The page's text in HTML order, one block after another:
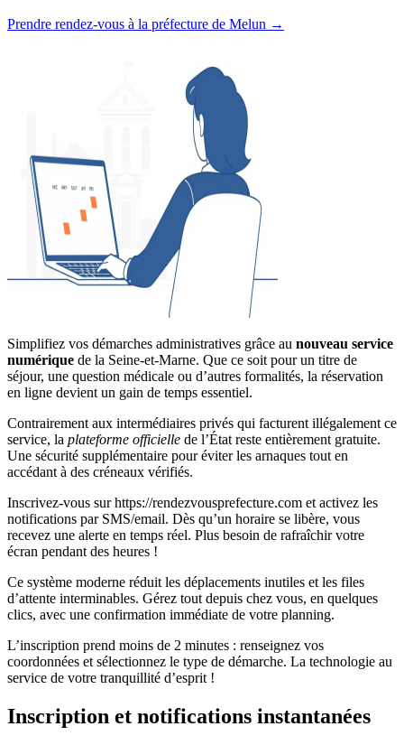
Prendre rendez-vous à la préfecture de Melun →
Simplifiez vos démarches administratives grâce au nouveau service
numérique de la Seine-et-Marne. Que ce soit pour un titre de
séjour, une question médicale ou d’autres formalités, la réservation
en ligne devient un gain de temps essentiel.
Contrairement aux intermédiaires privés qui facturent illégalement ce
service, la plateforme officielle de l’État reste entièrement gratuite.
Une sécurité supplémentaire pour éviter les arnaques tout en
accédant à des créneaux vérifiés.
Inscrivez-vous sur https://rendezvousprefecture.com et activez les
notifications par SMS/email. Dès qu’un horaire se libère, vous
recevez une alerte en temps réel. Plus besoin de rafraîchir votre
écran pendant des heures !
Ce système moderne réduit les déplacements inutiles et les files
d’attente interminables. Gérez tout depuis chez vous, en quelques
clics, avec une confirmation immédiate de votre planning.
L’inscription prend moins de 2 minutes : renseignez vos
coordonnées et sélectionnez le type de démarche. La technologie au
service de votre tranquillité d’esprit !
Inscription et notifications instantanées